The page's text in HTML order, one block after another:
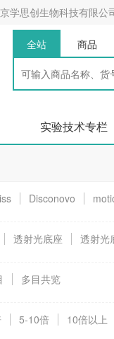
学思创生物科技有限公
全站 商品
实验技术专栏
Disconovo
透射光底座 透射光
多目共览
5-10倍 10倍以上